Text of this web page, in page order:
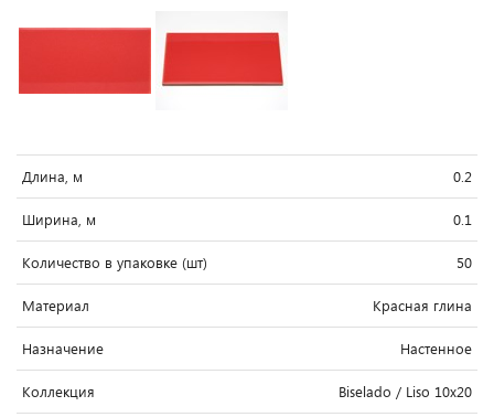
Длина, м 0.2
Ширина, м 0.1
Количество в упаковке (шт) 50
Материал Красная глина
Назначение Настенное
Коллекция Biselado / Liso 10x20